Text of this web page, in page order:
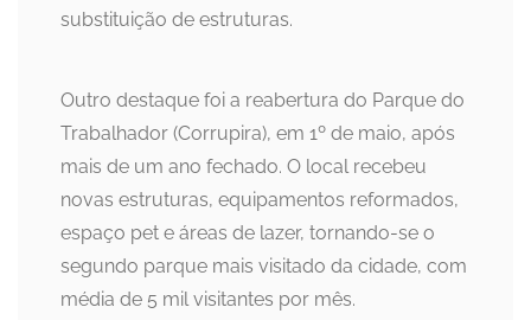
substituição de estruturas.
Outro destaque foi a reabertura do Parque do
Trabalhador (Corrupira), em 1º de maio, após
mais de um ano fechado. O local recebeu
novas estruturas, equipamentos reformados,
espaço pet e áreas de lazer, tornando-se o
segundo parque mais visitado da cidade, com
média de 5 mil visitantes por mês.